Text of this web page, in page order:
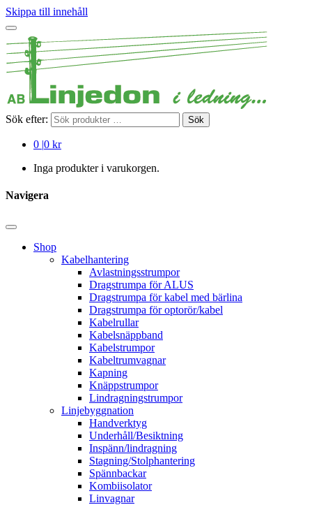
Skippa till innehåll
Sök efter: Sök
0 |0 kr
Inga produkter i varukorgen.
Navigera
Shop
Kabelhantering
Avlastningsstrumpor
Dragstrumpa för ALUS
Dragstrumpa för kabel med bärlina
Dragstrumpa för optorör/kabel
Kabelrullar
Kabelsnäppband
Kabelstrumpor
Kabeltrumvagnar
Kapning
Knäppstrumpor
Lindragningstrumpor
Linjebyggnation
Handverktyg
Underhåll/Besiktning
Inspänn/lindragning
Stagning/Stolphantering
Spännbackar
Kombiisolator
Linvagnar